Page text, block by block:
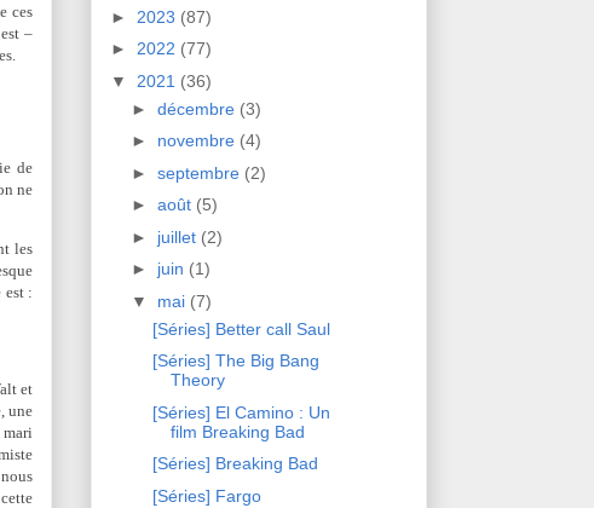
ces
–
de
ne
les
est :
et
une
► 2023 (87)
► 2022 (77)
▼ 2021 (36)
► décembre (3)
► novembre (4)
► septembre (2)
► août (5)
► juillet (2)
► juin (1)
▼ mai (7)
[Séries] Better call Saul
[Séries] The Big Bang
Theory
[Séries] El Camino : Un
film Breaking Bad
[Séries] Breaking Bad
[Séries] Fargo